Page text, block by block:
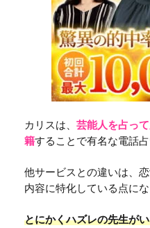
カリスは、 芸能人を占っ
籍することで有名な電話占
他サービスとの違いは、
内容に特化している点にな
とにかくハズレの先生が